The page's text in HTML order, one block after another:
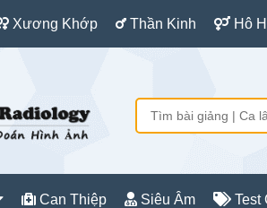
Xương Khớp Thần Kinh Hô
Can Thiệp Siêu Âm Test